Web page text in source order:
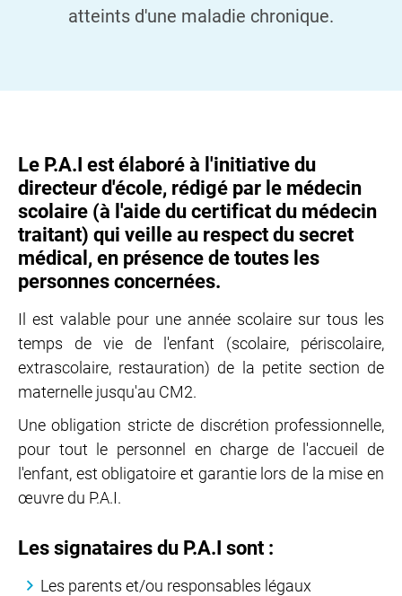
atteints d'une maladie chronique.
Le P.A.I est élaboré à l'initiative du
directeur d'école, rédigé par le médecin
scolaire (à l'aide du certificat du médecin
traitant) qui veille au respect du secret
médical, en présence de toutes les
personnes concernées.
Il est valable pour une année scolaire sur tous les
temps de vie de l'enfant (scolaire, périscolaire,
extrascolaire, restauration) de la petite section de
maternelle jusqu'au CM2.
Une obligation stricte de discrétion professionnelle,
pour tout le personnel en charge de l'accueil de
l'enfant, est obligatoire et garantie lors de la mise en
œuvre du P.A.I.
Les signataires du P.A.I sont :
Les parents et/ou responsables légaux